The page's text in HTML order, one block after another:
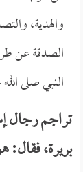
والهدية،
الصدقة عن
النبي صلى
تراجم رجال
بريرة، فقال: